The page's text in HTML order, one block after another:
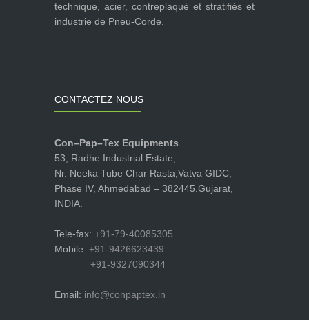
technique, acier, contreplaqué et stratifiés et
industrie de Pneu-Corde.
CONTACTEZ NOUS
Con–Pap–Tex Equipments
53, Radhe Industrial Estate,
Nr. Neeka Tube Char Rasta,Vatva GIDC,
Phase IV, Ahmedabad – 382445.Gujarat,
INDIA.
Tele-fax: +91-79-40085305
Mobile: +91-9426623439
+91-9327090344
Email: info@conpaptex.in